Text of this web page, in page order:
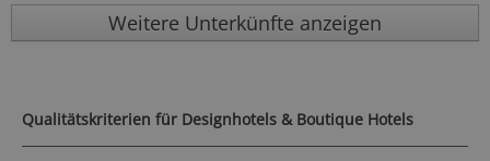
Weitere Unterkünfte anzeigen
Qualitätskriterien für Designhotels & Boutique Hotels